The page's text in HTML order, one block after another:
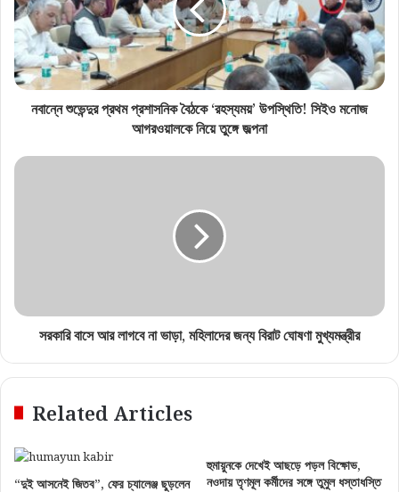
নবান্নে শুভেন্দুর প্রথম প্রশাসনিক বৈঠকে ‘রহস্যময়’ উপস্থিতি! সিইও মনোজ
আগরওয়ালকে নিয়ে তুঙ্গে জল্পনা
সরকারি বাসে আর লাগবে না ভাড়া, মহিলাদের জন্য বিরাট ঘোষণা মুখ্যমন্ত্রীর
Related Articles
“দুই আসনেই জিতব”, ফের চ্যালেঞ্জ ছুড়লেন
হুমায়ুনকে দেখেই আছড়ে পড়ল বিক্ষোভ,
নওদায় তৃণমূল কর্মীদের সঙ্গে তুমুল ধস্তাধস্তি